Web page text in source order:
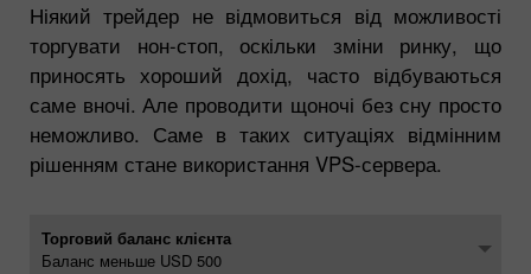
Ніякий трейдер не відмовиться від можливості
торгувати нон-стоп, оскільки зміни ринку, що
приносять хороший дохід, часто відбуваються
саме вночі. Але проводити щоночі без сну просто
неможливо. Саме в таких ситуаціях відмінним
рішенням стане використання VPS-сервера.
Торговий баланс клієнта
Баланс меньше USD 500